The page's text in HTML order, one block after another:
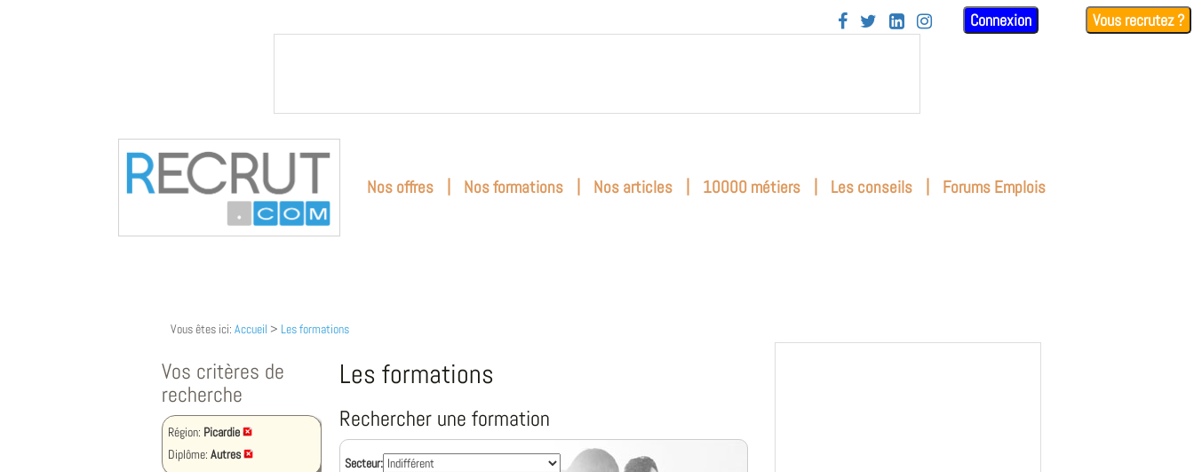
    Connexion Vous recrutez ?
Nos offres | Nos formations | Nos articles | 10000 métiers | Les conseils | Forums Emplois
Vous êtes ici: Accueil > Les formations
Vos critères de
recherche
Région: Picardie
Diplôme: Autres
Les formations
Rechercher une formation
Secteur: